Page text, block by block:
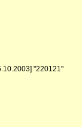
"220121"